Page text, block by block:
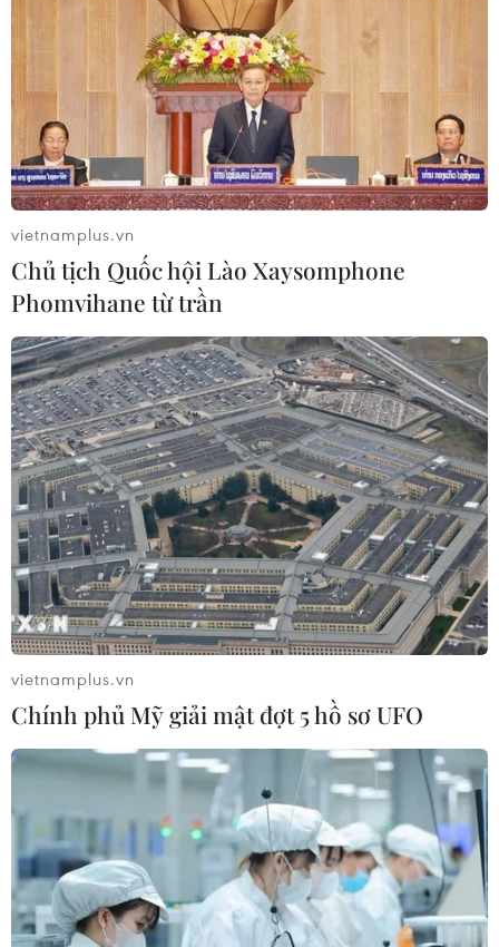
vietnamplus.vn
Chủ tịch Quốc hội Lào Xaysomphone
Phomvihane từ trần
vietnamplus.vn
Chính phủ Mỹ giải mật đợt 5 hồ sơ UFO